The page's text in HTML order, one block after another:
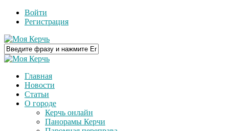
Войти
Регистрация
Главная
Новости
Статьи
О городе
Керчь онлайн
Панорамы Керчи